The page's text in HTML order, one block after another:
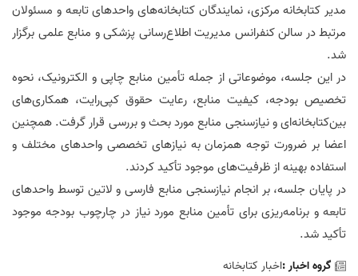
مدیر کتابخانه مرکزی، نمایندگان کتابخانه‌های واحدهای تابعه و مسئولان
مرتبط در سالن کنفرانس مدیریت اطلاع‌رسانی پزشکی و منابع علمی برگزار
شد.
در این جلسه، موضوعاتی از جمله تأمین منابع چاپی و الکترونیک، نحوه
تخصیص بودجه، کیفیت منابع، رعایت حقوق کپی‌رایت، همکاری‌های
بین‌کتابخانه‌ای و نیازسنجی منابع مورد بحث و بررسی قرار گرفت. همچنین
اعضا بر ضرورت توجه همزمان به نیازهای تخصصی واحدهای مختلف و
استفاده بهینه از ظرفیت‌های موجود تأکید کردند.
در پایان جلسه، بر انجام نیازسنجی منابع فارسی و لاتین توسط واحدهای
تابعه و برنامه‌ریزی برای تأمین منابع مورد نیاز در چارچوب بودجه موجود
تأکید شد.
گروه اخبار :اخبار کتابخانه